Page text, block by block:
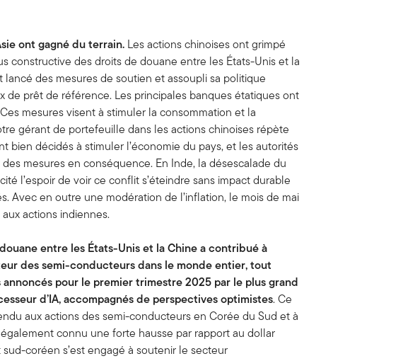
ont gagné du terrain. Les actions chinoises ont grimpé
constructive des droits de douane entre les États-Unis et la
lancé des mesures de soutien et assoupli sa politique
de prêt de référence. Les principales banques étatiques ont
mesures visent à stimuler la consommation et la
gérant de portefeuille dans les actions chinoises répète
bien décidés à stimuler l’économie du pays, et les autorités
mesures en conséquence. En Inde, la désescalade du
l’espoir de voir ce conflit s’éteindre sans impact durable
Avec en outre une modération de l’inflation, le mois de mai
actions indiennes.
entre les États-Unis et la Chine a contribué à
des semi-conducteurs dans le monde entier, tout
pour le premier trimestre 2025 par le plus grand
d’IA, accompagnés de perspectives optimistes. Ce
aux actions des semi-conducteurs en Corée du Sud et à
connu une forte hausse par rapport au dollar
coréen s’est engagé à soutenir le secteur